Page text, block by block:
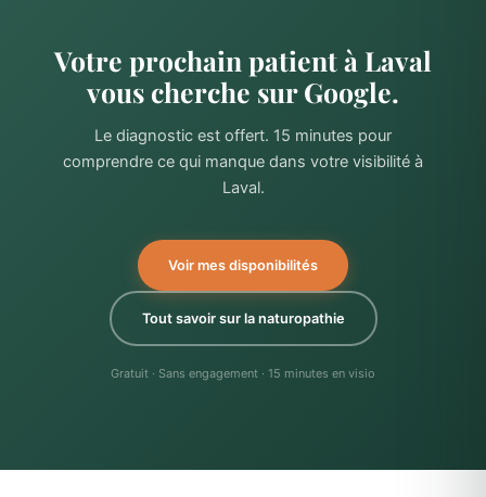
Votre prochain patient à Laval
vous cherche sur Google.
Le diagnostic est offert. 15 minutes pour
comprendre ce qui manque dans votre visibilité à
Laval.
Voir mes disponibilités
Tout savoir sur la naturopathie
Gratuit · Sans engagement · 15 minutes en visio